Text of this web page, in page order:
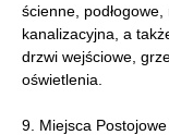
ścienne,
kanalizacyjna, a
drzwi wejściowe,
oświetlenia.
9. Miejsca